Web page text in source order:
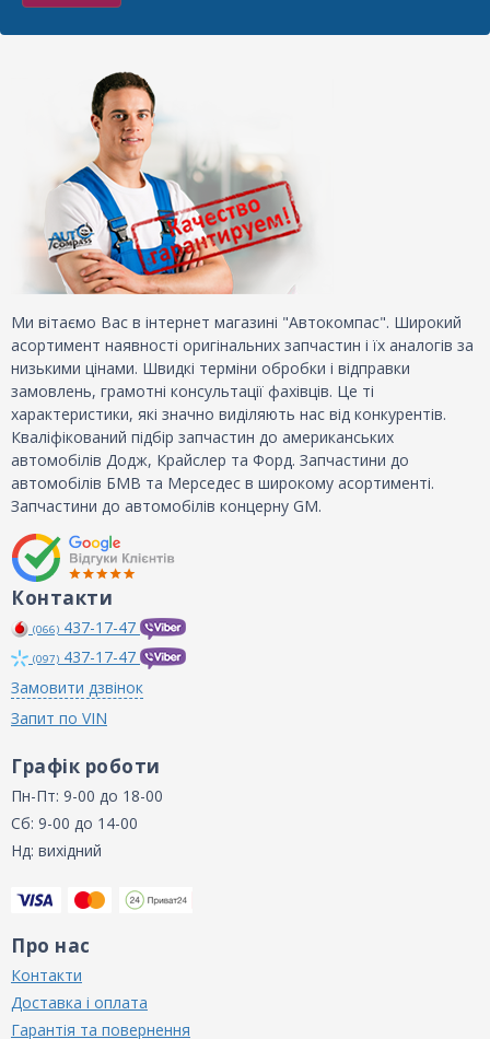
Ми вітаємо Вас в інтернет магазині "Автокомпас". Широкий
асортимент наявності оригінальних запчастин і їх аналогів за
низькими цінами. Швидкі терміни обробки і відправки
замовлень, грамотні консультації фахівців. Це ті
характеристики, які значно виділяють нас від конкурентів.
Кваліфікований підбір запчастин до американських
автомобілів Додж, Крайслер та Форд. Запчастини до
автомобілів БМВ та Мерседес в широкому асортименті.
Запчастини до автомобілів концерну GM.
Контакти
(066) 437-17-47
(097) 437-17-47
Замовити дзвінок
Запит по VIN
Графік роботи
Пн-Пт: 9-00 до 18-00
Сб: 9-00 до 14-00
Нд: вихідний
Про нас
Контакти
Доставка і оплата
Гарантія та повернення